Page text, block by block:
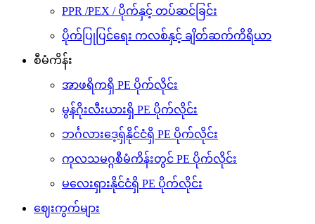
PPR /PEX / ပိုက်နှင့် တပ်ဆင်ခြင်း
ပိုက်ပြုပြင်ရေး ကလစ်နှင့် ချိတ်ဆက်ကိရိယာ
စီမံကိန်း
အာဖရိကရှိ PE ပိုက်လိုင်း
မွန်ဂိုးလီးယားရှိ PE ပိုက်လိုင်း
ဘင်္ဂလားဒေ့ရှ်နိုင်ငံရှိ PE ပိုက်လိုင်း
ကုလသမဂ္ဂစီမံကိန်းတွင် PE ပိုက်လိုင်း
မလေးရှားနိုင်ငံရှိ PE ပိုက်လိုင်း
ဈေးကွက်များ